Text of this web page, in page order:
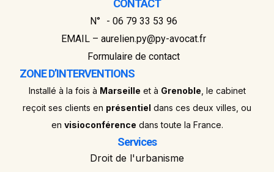
CONTACT
N° - 06 79 33 53 96
EMAIL – aurelien.py@py-avocat.fr
Formulaire de contact
ZONE D’INTERVENTIONS
Installé à la fois à Marseille et à Grenoble , le cabinet
reçoit ses clients en présentiel dans ces deux villes, ou
en visioconférence dans toute la France.
Services
Droit de l'urbanisme